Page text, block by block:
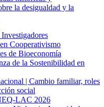
la desigualdad y la
Cooperativismo
de Bioeconomía
de la Sostenibilidad en
| Cambio familiar, roles
social
LAC 2026